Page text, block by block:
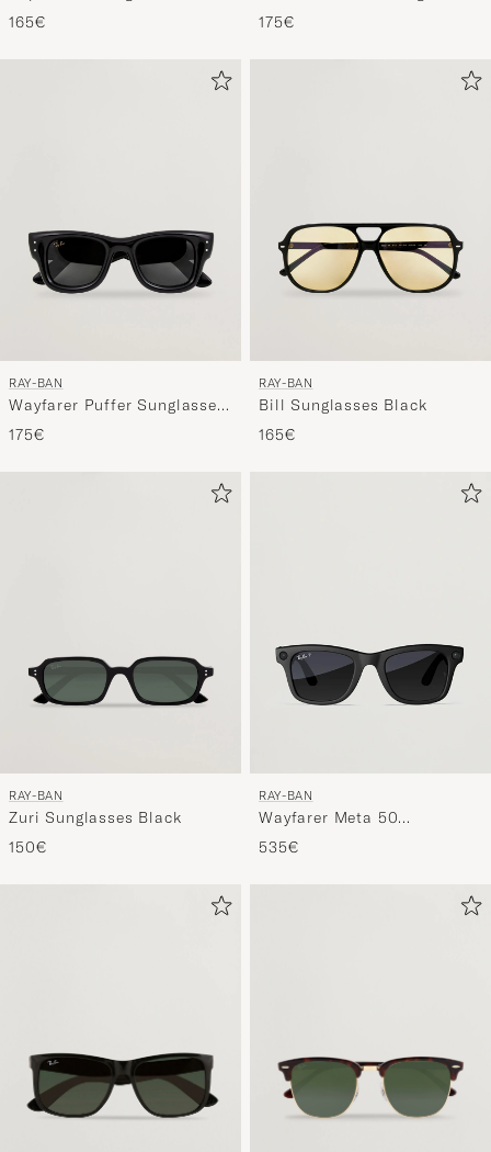
Arista
165€
Arista
175€
RAY-BAN
Wayfarer Puffer Sunglasses
Black
175€
RAY-BAN
Bill Sunglasses Black
165€
RAY-BAN
Zuri Sunglasses Black
150€
RAY-BAN
Wayfarer Meta 50
Sunglasses Matte Black
535€